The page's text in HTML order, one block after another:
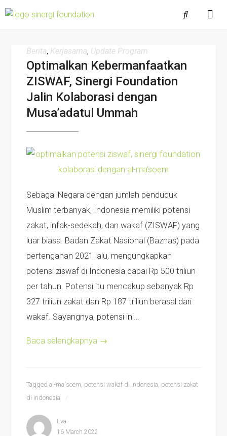
Berita, Kerjasama, Update Program
Optimalkan Kebermanfaatkan
ZISWAF, Sinergi Foundation
Jalin Kolaborasi dengan
Musa’adatul Ummah
Sebagai Negara dengan jumlah penduduk
Muslim terbanyak, Indonesia memiliki potensi
zakat, infak-sedekah, dan wakaf (ZISWAF) yang
luar biasa. Badan Zakat Nasional (Baznas) pada
pertengahan 2021 lalu, mengungkapkan
potensi ziswaf di Indonesia capai Rp 500 triliun
per tahun. Potensi itu mencakup sebanyak Rp
327 triliun zakat dan Rp 187 triliun berasal dari
wakaf. Sayangnya, potensi ini…
Baca selengkapnya →
Taggedal-ma'soem, potensi wakaf di indonesia, potensi zakat
di indonesia
Eva
16 March 2022